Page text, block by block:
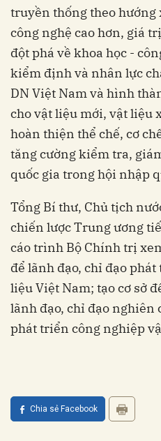
truyền thống theo hướng
công nghệ cao hơn, giá
đột phá về khoa học -
kiểm định và nhân lực
DN Việt Nam và hình
cho vật liệu mới, vật liệu
hoàn thiện thể chế, cơ
tăng cường kiểm tra,
quốc gia trong hội nhập
Tổng Bí thư, Chủ tịch
chiến lược Trung ương
cáo trình Bộ Chính trị
để lãnh đạo, chỉ đạo
liệu Việt Nam; tạo cơ sở
lãnh đạo, chỉ đạo nghiên
phát triển công nghiệp
Chia sẻ Facebook